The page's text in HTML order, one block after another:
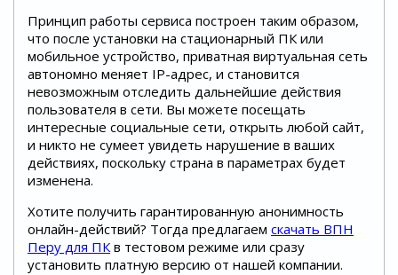
Принцип работы сервиса построен таким образом,
что после установки на стационарный ПК или
мобильное устройство, приватная виртуальная сеть
автономно меняет IP-адрес, и становится
невозможным отследить дальнейшие действия
пользователя в сети. Вы можете посещать
интересные социальные сети, открыть любой сайт,
и никто не сумеет увидеть нарушение в ваших
действиях, поскольку страна в параметрах будет
изменена.
Хотите получить гарантированную анонимность
онлайн-действий? Тогда предлагаем скачать ВПН
Перу для ПКв тестовом режиме или сразу
установить платную версию от нашей компании.